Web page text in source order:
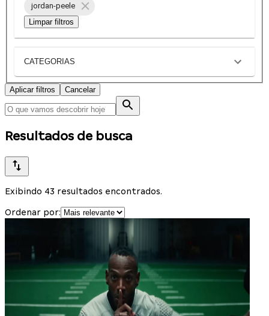
jordan-peele
Limpar filtros
CATEGORIAS
Aplicar filtros Cancelar
Resultados de busca
Exibindo 43 resultados encontrados.
Ordenar por: